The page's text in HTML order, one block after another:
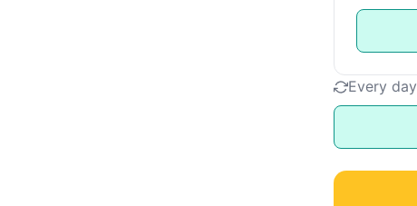
Every day